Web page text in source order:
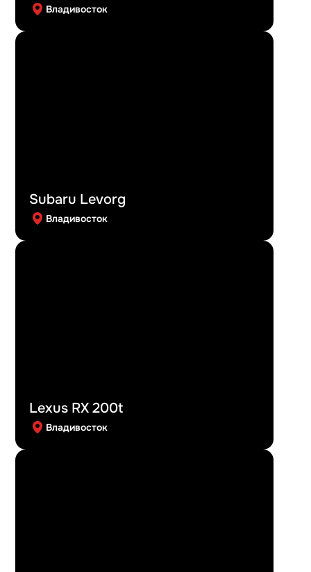
Владивосток
Subaru Levorg
Владивосток
Lexus RX 200t
Владивосток